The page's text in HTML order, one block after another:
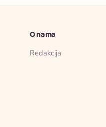
O nama
Redakcija